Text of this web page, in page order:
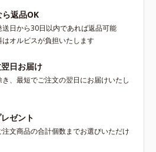
返品OK
送日から30日以内であれば返品可能
オルビスが負担いたします
日お届け
、最短でご注文の翌日にお届けいたし
ゼント
文商品の合計個数までお選びいただけ